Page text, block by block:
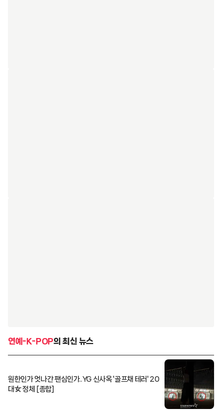
연예-K-POP의 최신 뉴스
원한인가 엇나간 팬심인가..YG 신사옥 '골프채 테러' 20
대女 정체 [종합]